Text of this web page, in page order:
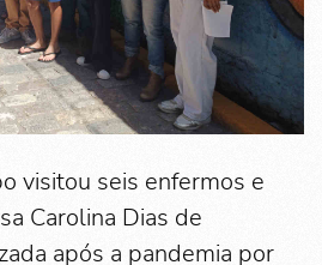
visitou seis enfermos e
Carolina Dias de
após a pandemia por